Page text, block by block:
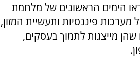
הימים הראשונים של מלחמת
מערכות פיננסיות ותעשיית המזון,
שהן מייצגות לתמוך בעסקים,